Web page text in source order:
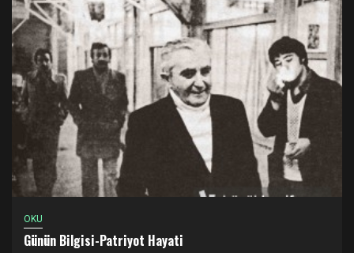
OKU
Günün Bilgisi-Patriyot Hayati